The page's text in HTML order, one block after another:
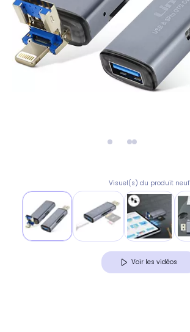
Visuel(s) du produit neuf
Voir les vidéos